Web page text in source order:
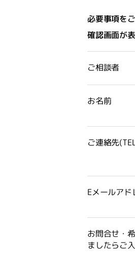
必要事項を
確認画面が
ご相談者
お名前
ご連絡先
Eメールアド
お問合せ・
ましたらご